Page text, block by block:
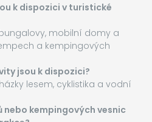
k dispozici v turistické
mobilní domy a
a kempingových
jsou k dispozici?
lesem, cyklistika a vodní
nebo kempingových vesnic